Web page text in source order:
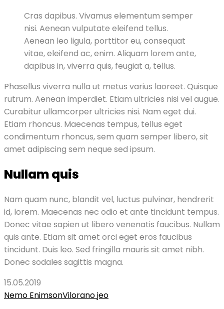
Cras dapibus. Vivamus elementum semper
nisi. Aenean vulputate eleifend tellus.
Aenean leo ligula, porttitor eu, consequat
vitae, eleifend ac, enim. Aliquam lorem ante,
dapibus in, viverra quis, feugiat a, tellus.
Phasellus viverra nulla ut metus varius laoreet. Quisque
rutrum. Aenean imperdiet. Etiam ultricies nisi vel augue.
Curabitur ullamcorper ultricies nisi. Nam eget dui.
Etiam rhoncus. Maecenas tempus, tellus eget
condimentum rhoncus, sem quam semper libero, sit
amet adipiscing sem neque sed ipsum.
Nullam quis
Nam quam nunc, blandit vel, luctus pulvinar, hendrerit
id, lorem. Maecenas nec odio et ante tincidunt tempus.
Donec vitae sapien ut libero venenatis faucibus. Nullam
quis ante. Etiam sit amet orci eget eros faucibus
tincidunt. Duis leo. Sed fringilla mauris sit amet nibh.
Donec sodales sagittis magna.
15.05.2019
Post
Nemo EnimsonVilorano jeo